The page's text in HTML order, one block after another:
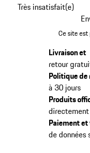
Très insatisfait(e)
Ce site
Livraison et
retour
Politique de
à 30 jours
Produits
Paiement
de données